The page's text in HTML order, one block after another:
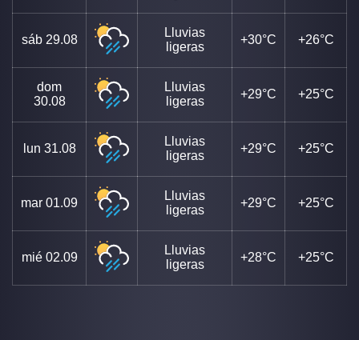
sáb 29.08
Lluvias
ligeras
+30°C +26°C
dom
30.08
Lluvias
ligeras
+29°C +25°C
lun 31.08
Lluvias
ligeras
+29°C +25°C
mar 01.09
Lluvias
ligeras
+29°C +25°C
mié 02.09
Lluvias
ligeras
+28°C +25°C